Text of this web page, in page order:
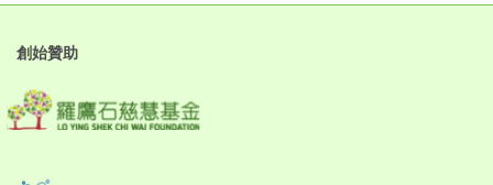
創始贊助